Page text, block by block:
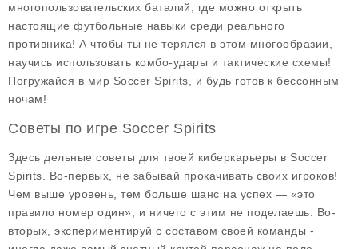
многопользовательских баталий, где можно открыть
настоящие футбольные навыки среди реального
противника! А чтобы ты не терялся в этом многообразии,
научись использовать комбо-удары и тактические схемы!
Погружайся в мир Soccer Spirits, и будь готов к бессонным
ночам!
Советы по игре Soccer Spirits
Здесь дельные советы для твоей киберкарьеры в Soccer
Spirits. Во-первых, не забывай прокачивать своих игроков!
Чем выше уровень, тем больше шанс на успех — «это
правило номер один», и ничего с этим не поделаешь. Во-
вторых, экспериментируй с составом своей команды -